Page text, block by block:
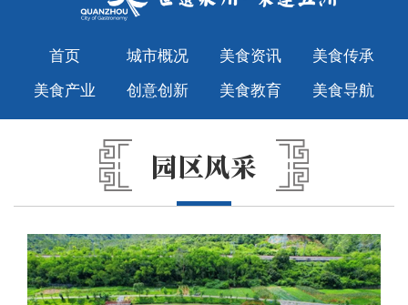
首页 城市概况 美食资讯
美食传承
美食产业
创意创新 美食教育 美食导航
园区风采